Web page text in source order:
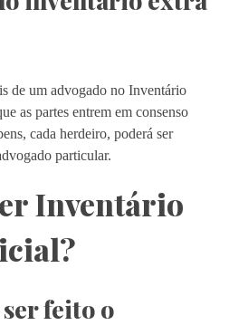
de um advogado no Inventário
as partes entrem em consenso
cada herdeiro, poderá ser
particular.
Inventário
feito o